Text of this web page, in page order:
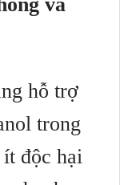
hỗ trợ
trong
độc hại